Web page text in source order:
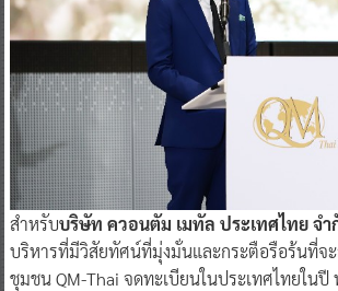
สำหรับบริษัท ควอนตัม เมทัล ประเทศไทย จำ
บริหารที่มีวิสัยทัศน์ที่มุ่งมั่นและกระตือรือร้นที่จ
ชุมชน QM-Thai จดทะเบียนในประเทศไทยใน